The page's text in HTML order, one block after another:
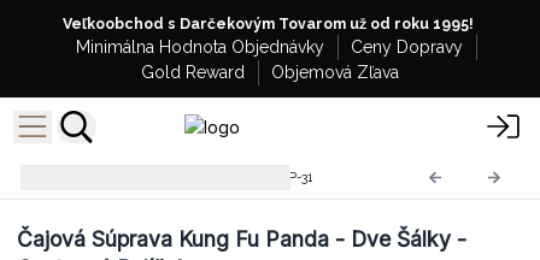
Veľkoobchod s Darčekovým Tovarom už od roku 1995!
Minimálna Hodnota Objednávky
Ceny Dopravy
Gold Reward
Objemová Zľava
TeaP-31
Čajová Súprava Kung Fu Panda - Dve Šálky -